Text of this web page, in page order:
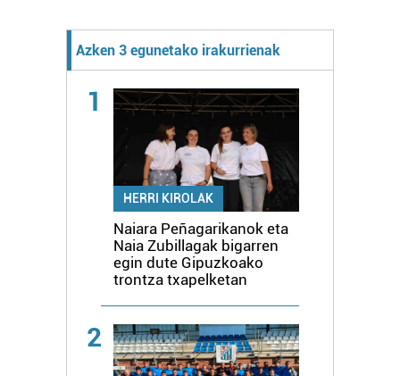
Azken 3 egunetako irakurrienak
1
HERRI KIROLAK
Naiara Peñagarikanok eta
Naia Zubillagak bigarren
egin dute Gipuzkoako
trontza txapelketan
2